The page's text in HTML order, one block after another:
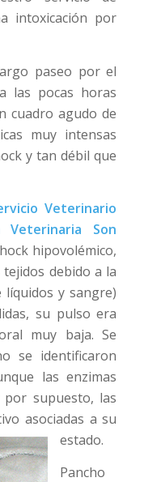
intoxicación por
paseo por el
las pocas horas
cuadro agudo de
muy intensas
y tan débil que
Veterinario
Son
hipovolémico,
debido a la
y sangre)
su pulso era
muy baja. Se
se identificaron
las enzimas
por supuesto, las
asociadas a su
estado.
Pancho